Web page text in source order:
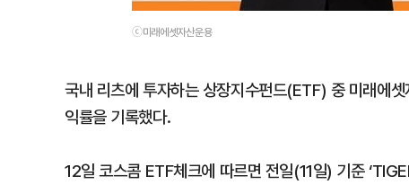
ⓒ미래에셋자산운용
국내 리츠에 투자하는 상장지수펀드(ETF) 중 미래에
익률을 기록했다.
12일 코스콤 ETF체크에 따르면 전일(11일) 기준